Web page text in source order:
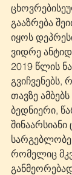
გააზრება
იყოს
ვიდრე
2019 წლის
გვიჩვენებს,
თავზე
ბედნიერი,
რომელიც